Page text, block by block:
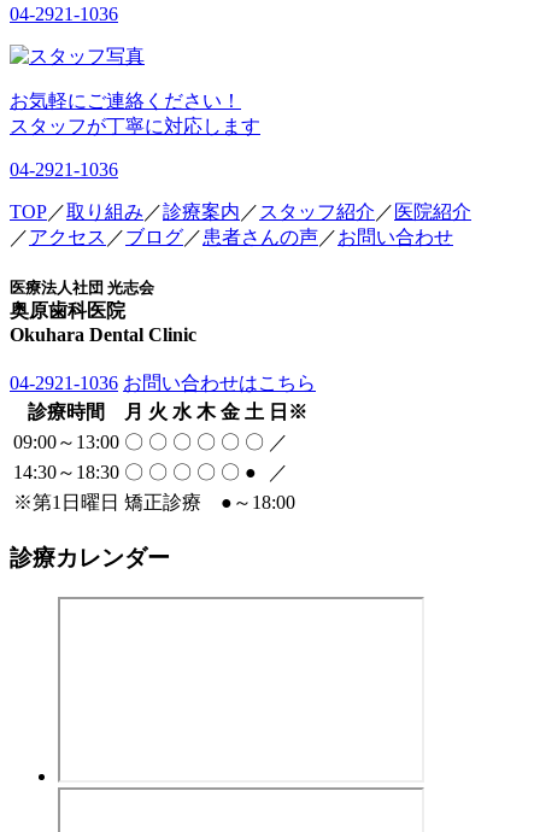
04-2921-1036
お気軽にご連絡ください！
スタッフが丁寧に対応します
04-2921-1036
TOP／取り組み ／診療案内 ／ スタッフ紹介 ／ 医院紹介
／アクセス ／ブログ／患者さんの声／お問い合わせ
医療法人社団 光志会
奥原歯科医院
Okuhara Dental Clinic
04-2921-1036 お問い合わせはこちら
診療時間
月 火 水 木 金 土 日 ※
09:00～13:00 〇 〇 〇 〇 〇 〇 ／
14:30～18:30 〇 〇 〇 〇 〇 ●
／
※第1日曜日 矯正診療 ● ～18:00
診療カレンダー